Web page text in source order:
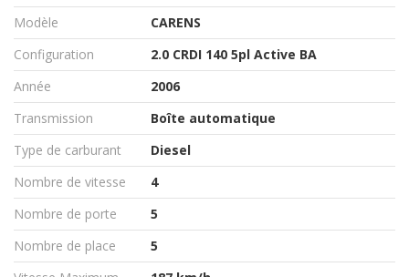
Modèle
CARENS
Configuration
2.0 CRDI 140 5pl Active BA
Année
2006
Transmission
Boîte automatique
Type de carburant
Diesel
Nombre de vitesse
4
Nombre de porte
5
Nombre de place
5